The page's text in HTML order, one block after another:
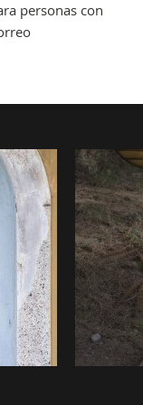
personas con